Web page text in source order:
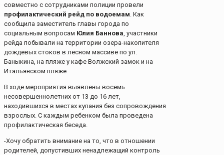
совместно с сотрудниками полиции провели
профилактический рейд по водоемам. Как
сообщила заместитель главы города по
социальным вопросам Юлия Баннова, участники
рейда побывали на территории озера-накопителя
дождевых стоков в лесном массиве по ул.
Баныкина, на пляже у кафе Волжский замок и на
Итальянском пляже.
В ходе мероприятия выявлены восемь
несовершеннолетних от 13 до 16 лет,
находившихся в местах купания без сопровождения
взрослых. С каждым ребенком была проведена
профилактическая беседа.
-Хочу обратить внимание на то, что в отношении
родителей, допустивших ненадлежащий контроль